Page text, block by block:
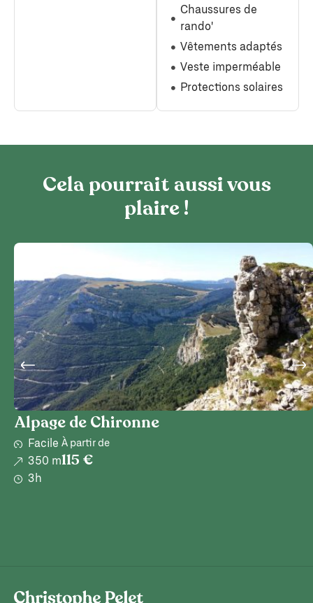
Chaussures de
rando'
Vêtements adaptés
Veste imperméable
Protections solaires
Cela pourrait aussi vous
plaire !
Alpage de Chironne
Facile
350 m
3h
À partir de
115 €